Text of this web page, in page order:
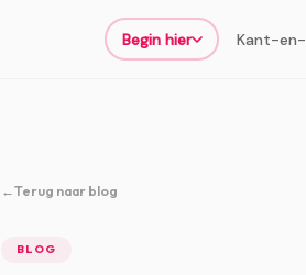
Begin hier Kant-en-
←Terug naar blog
BLOG